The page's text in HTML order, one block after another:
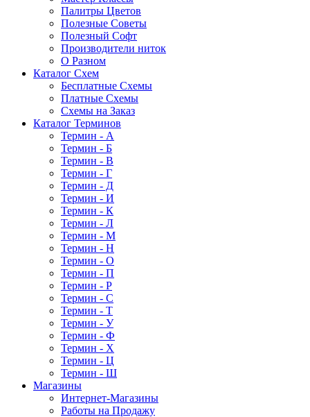
Палитры Цветов
Полезные Советы
Полезный Софт
Производители ниток
О Разном
Каталог Схем
Бесплатные Схемы
Платные Схемы
Схемы на Заказ
Каталог Терминов
Термин - А
Термин - Б
Термин - В
Термин - Г
Термин - Д
Термин - И
Термин - К
Термин - Л
Термин - М
Термин - Н
Термин - О
Термин - П
Термин - Р
Термин - С
Термин - Т
Термин - У
Термин - Ф
Термин - Х
Термин - Ц
Термин - Ш
Магазины
Интернет-Магазины
Работы на Продажу